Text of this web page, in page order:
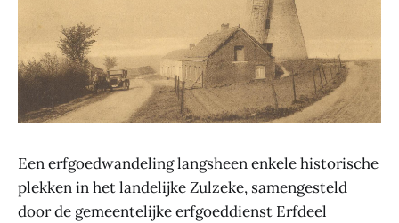
Een erfgoedwandeling langsheen enkele historische
plekken in het landelijke Zulzeke, samengesteld
door de gemeentelijke erfgoeddienst Erfdeel